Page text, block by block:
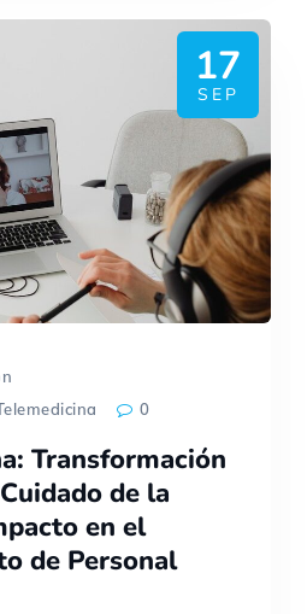
17
SEP
0
Transformación
de la
en el
de Personal